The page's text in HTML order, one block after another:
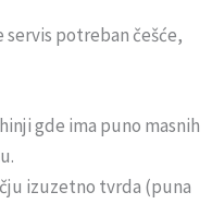
potreban češće,
gde ima puno masnih
izuzetno tvrda (puna